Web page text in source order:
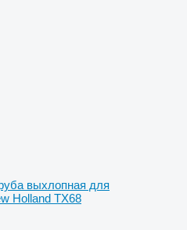
выхлопная для
Holland TX68